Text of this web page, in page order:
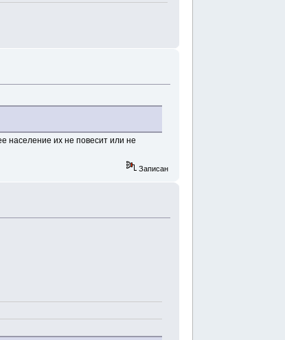
население их не повесит или не
Записан